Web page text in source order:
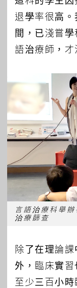
退學率很高
間，已淺嘗
語治療師，才
言語治療科舉
治療篩查
除了在理論
外，臨床實
至少三百小